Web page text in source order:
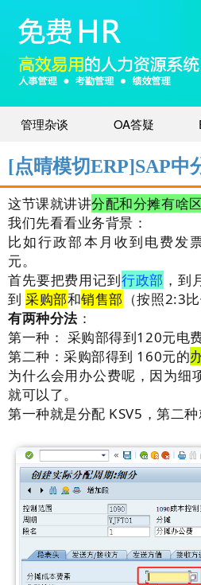
管理杂谈 OA答疑
[点晴模切ERP]SAP中
这节课就讲讲分配和分摊有啥
我们先看看业务背景：
比如行政部本月收到电费发
元。
首先要把费用记到行政部 ，到
到采购部和销售部 （按照2:3比
有两种分法：
第一种： 采购部得到120元电
第二种：采购部得到 160元的
为什么会用办公费呢，因为细
就可以了。
第一种就是分配 KSV5，第二